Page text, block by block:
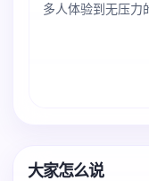
多人体验到无压力
大家怎么说